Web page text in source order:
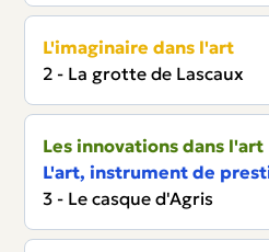
L'imaginaire dans l'art
2 - La grotte de Lascaux
Les innovations dans l'art
L'art, instrument de
3 - Le casque d'Agris